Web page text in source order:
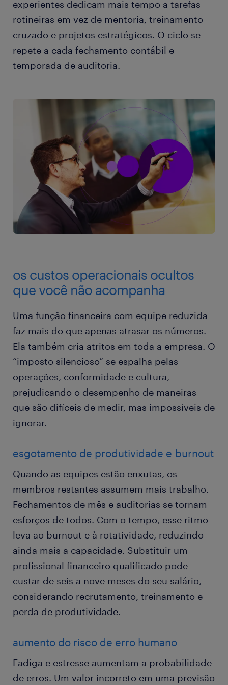
experientes dedicam mais tempo a tarefas
rotineiras em vez de mentoria, treinamento
cruzado e projetos estratégicos. O ciclo se
repete a cada fechamento contábil e
temporada de auditoria.
os custos operacionais ocultos
que você não acompanha
Uma função financeira com equipe reduzida
faz mais do que apenas atrasar os números.
Ela também cria atritos em toda a empresa. O
“imposto silencioso” se espalha pelas
operações, conformidade e cultura,
prejudicando o desempenho de maneiras
que são difíceis de medir, mas impossíveis de
ignorar.
esgotamento de produtividade e burnout
Quando as equipes estão enxutas, os
membros restantes assumem mais trabalho.
Fechamentos de mês e auditorias se tornam
esforços de todos. Com o tempo, esse ritmo
leva ao burnout e à rotatividade, reduzindo
ainda mais a capacidade. Substituir um
profissional financeiro qualificado pode
custar de seis a nove meses do seu salário,
considerando recrutamento, treinamento e
perda de produtividade.
aumento do risco de erro humano
Fadiga e estresse aumentam a probabilidade
de erros. Um valor incorreto em uma previsão